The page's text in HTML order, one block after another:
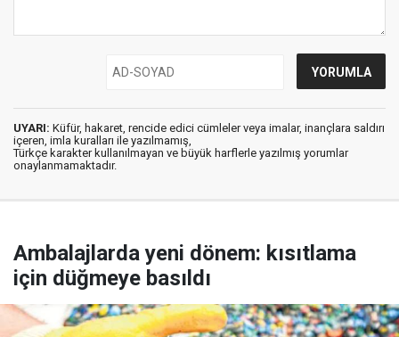
UYARI: Küfür, hakaret, rencide edici cümleler veya imalar, inançlara saldırı
içeren, imla kuralları ile yazılmamış,
Türkçe karakter kullanılmayan ve büyük harflerle yazılmış yorumlar
onaylanmamaktadır.
Ambalajlarda yeni dönem: kısıtlama
için düğmeye basıldı